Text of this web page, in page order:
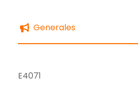
Generales
E4071